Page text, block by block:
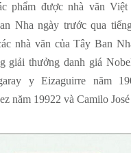
phẩm được nhà văn
Nha ngày trước qua
nhà văn của Tây Ban
giải thưởng danh giá
y Eizaguirre năm
năm 19922 và Camilo